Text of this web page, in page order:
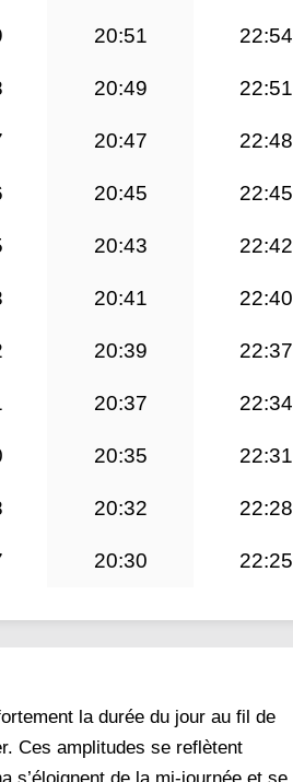
20:51 22:54
20:49 22:51
20:47 22:48
20:45 22:45
20:43 22:42
20:41 22:40
20:39 22:37
20:37 22:34
20:35 22:31
20:32 22:28
20:30 22:25
la durée du jour au fil de
Ces amplitudes se reflètent